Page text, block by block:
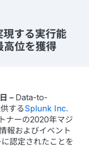
する実行能
高位を獲得
– Data-to-
するSplunk Inc.
ナーの2020年マジ
報およびイベント
認定されたことを